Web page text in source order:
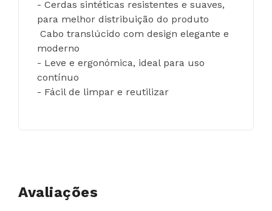
- Cerdas sintéticas resistentes e suaves,
para melhor distribuição do produto
moderno
- Leve e ergonómica, ideal para uso
contínuo
- Fácil de limpar e reutilizar
Avaliações